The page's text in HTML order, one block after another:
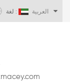
لغة : العربية